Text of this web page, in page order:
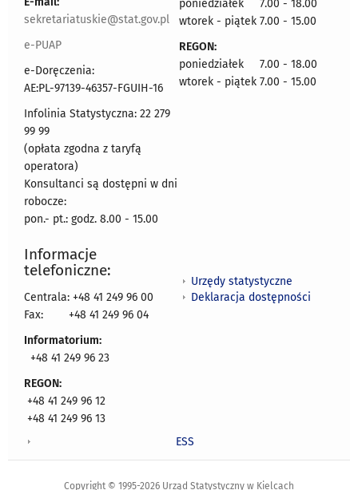
sekretariatuskie@stat.gov.pl
e-PUAP
e-Doręczenia:
AE:PL-97139-46357-FGUIH-16
Infolinia Statystyczna: 22 279
99 99
(opłata zgodna z taryfą
operatora)
Konsultanci są dostępni w dni
robocze:
pon.- pt.: godz. 8.00 - 15.00
poniedziałek 7.00 - 18.00
wtorek - piątek 7.00 - 15.00
REGON:
poniedziałek 7.00 - 18.00
wtorek - piątek 7.00 - 15.00
Informacje
telefoniczne:
Centrala: +48 41 249 96 00
Fax:
+48 41 249 96 04
Informatorium:
+48 41 249 96 23
REGON:
+48 41 249 96 12
+48 41 249 96 13
Urzędy statystyczne
Deklaracja dostępności
ESS
Copyright © 1995-2026 Urząd Statystyczny w Kielcach